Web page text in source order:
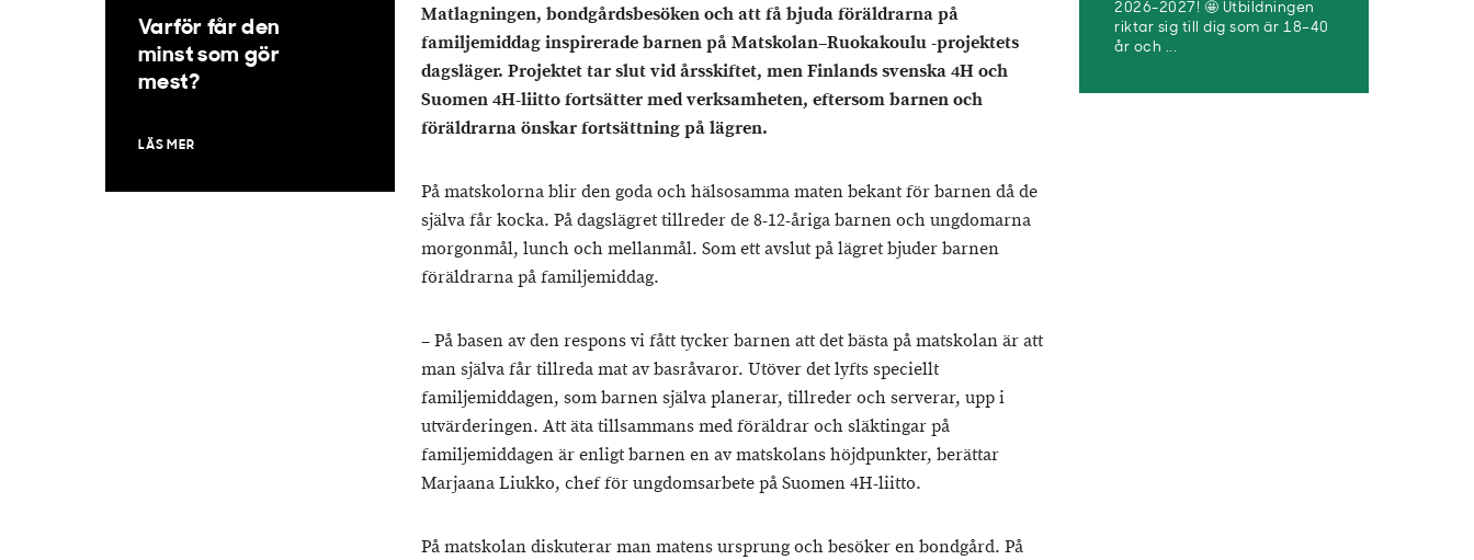
Matlagningen, bondgårdsbesöken och att få bjuda föräldrarna på
familjemiddag inspirerade barnen på Matskolan–Ruokakoulu -projektets
dagsläger. Projektet tar slut vid årsskiftet, men Finlands svenska 4H och
Suomen 4H-liitto fortsätter med verksamheten, eftersom barnen och
föräldrarna önskar fortsättning på lägren.
På matskolorna blir den goda och hälsosamma maten bekant för barnen då de
själva får kocka. På dagslägret tillreder de 8-12-åriga barnen och ungdomarna
morgonmål, lunch och mellanmål. Som ett avslut på lägret bjuder barnen
föräldrarna på familjemiddag.
– På basen av den respons vi fått tycker barnen att det bästa på matskolan är att
man själva får tillreda mat av basråvaror. Utöver det lyfts speciellt
familjemiddagen, som barnen själva planerar, tillreder och serverar, upp i
utvärderingen. Att äta tillsammans med föräldrar och släktingar på
familjemiddagen är enligt barnen en av matskolans höjdpunkter, berättar
Marjaana Liukko, chef för ungdomsarbete på Suomen 4H-liitto.
På matskolan diskuterar man matens ursprung och besöker en bondgård. På
Varför får den
minst som gör
mest?
LÄS MER
2026-2027! 🤩 Utbildningen
riktar sig till dig som är 18–40
år och ...